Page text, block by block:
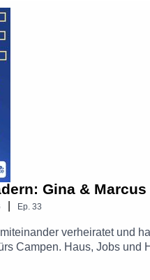
Gina &
Ep. 33
verheiratet und
Campen. Haus, Jobs
ihren ungewöhnlichen